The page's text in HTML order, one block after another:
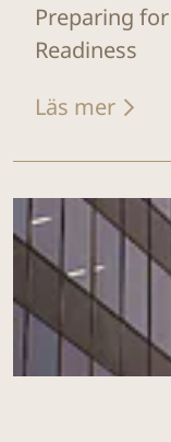
Preparing
Readiness
Läs mer